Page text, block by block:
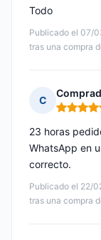
Publicado el 07/
tras una compra
Todo
C
Nota: 5
Publicado el 22/
tras una compra
23 horas
WhatsApp en
correcto.